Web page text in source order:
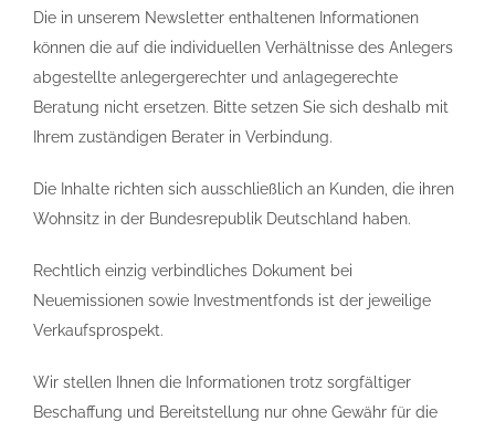
Die in unserem Newsletter enthaltenen Informationen
können die auf die individuellen Verhältnisse des Anlegers
abgestellte anlegergerechter und anlagegerechte
Beratung nicht ersetzen. Bitte setzen Sie sich deshalb mit
Ihrem zuständigen Berater in Verbindung.
Die Inhalte richten sich ausschließlich an Kunden, die ihren
Wohnsitz in der Bundesrepublik Deutschland haben.
Rechtlich einzig verbindliches Dokument bei
Neuemissionen sowie Investmentfonds ist der jeweilige
Verkaufsprospekt.
Wir stellen Ihnen die Informationen trotz sorgfältiger
Beschaffung und Bereitstellung nur ohne Gewähr für die